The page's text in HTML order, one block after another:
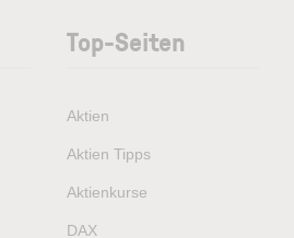
Top-Seiten
Aktien
Aktien Tipps
Aktienkurse
DAX